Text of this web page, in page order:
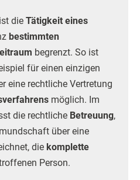
die Tätigkeit eines
bestimmten
begrenzt. So ist
für einen einzigen
eine rechtliche Vertretung
möglich. Im
die rechtliche Betreuung,
über eine
die komplette
Person.